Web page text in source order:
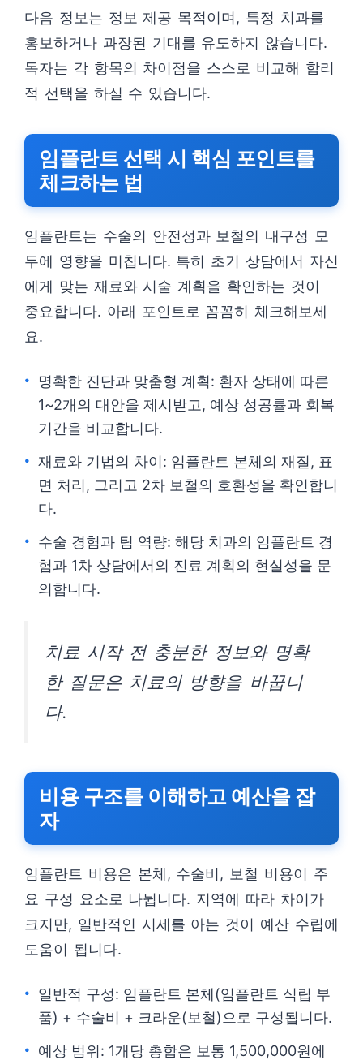
다음 정보는 정보 제공 목적이며, 특정 치과를
홍보하거나 과장된 기대를 유도하지 않습니다.
독자는 각 항목의 차이점을 스스로 비교해 합리
적 선택을 하실 수 있습니다.
임플란트 선택 시 핵심 포인트를
체크하는 법
임플란트는 수술의 안전성과 보철의 내구성 모
두에 영향을 미칩니다. 특히 초기 상담에서 자신
에게 맞는 재료와 시술 계획을 확인하는 것이
중요합니다. 아래 포인트로 꼼꼼히 체크해보세
요.
명확한 진단과 맞춤형 계획: 환자 상태에 따른
1~2개의 대안을 제시받고, 예상 성공률과 회복
기간을 비교합니다.
재료와 기법의 차이: 임플란트 본체의 재질, 표
면 처리, 그리고 2차 보철의 호환성을 확인합니
다.
수술 경험과 팀 역량: 해당 치과의 임플란트 경
험과 1차 상담에서의 진료 계획의 현실성을 문
의합니다.
치료 시작 전 충분한 정보와 명확
한 질문은 치료의 방향을 바꿉니
다.
비용 구조를 이해하고 예산을 잡
자
임플란트 비용은 본체, 수술비, 보철 비용이 주
요 구성 요소로 나뉩니다. 지역에 따라 차이가
크지만, 일반적인 시세를 아는 것이 예산 수립에
도움이 됩니다.
일반적 구성: 임플란트 본체(임플란트 식립 부
품) + 수술비 + 크라운(보철)으로 구성됩니다.
예상 범위: 1개당 총합은 보통 1,500,000원에